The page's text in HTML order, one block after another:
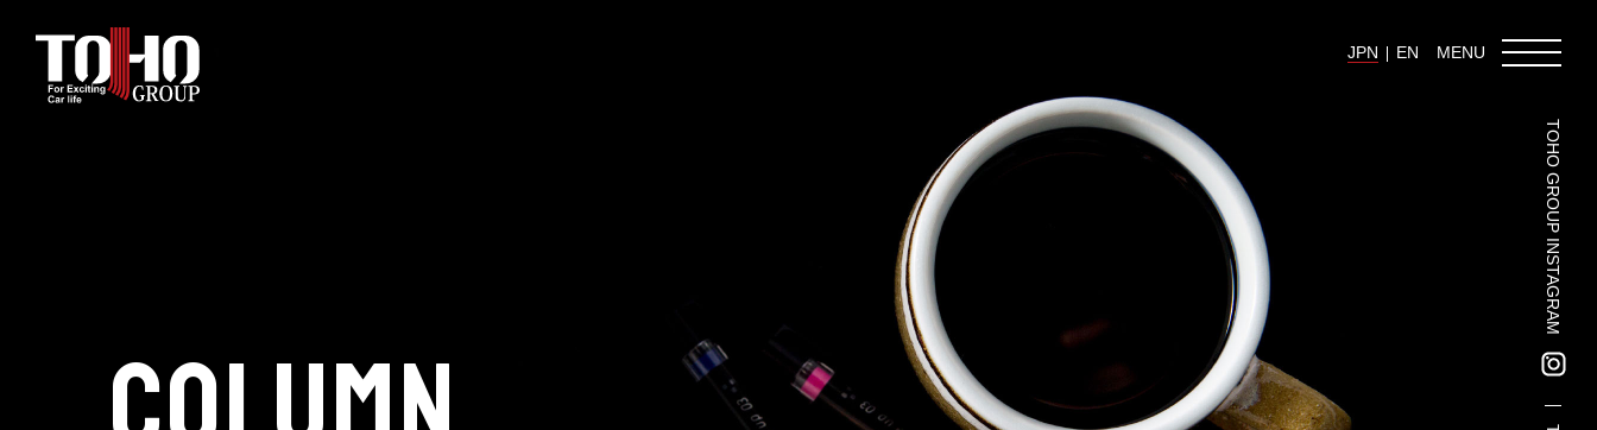
JPN EN MENU
ホーム
株式会社 東邦ホールディング
東邦自動車 株式会社
東邦グループの採用情報
東邦グループからのお知らせ
TOHO GROUP INSTAGRAM